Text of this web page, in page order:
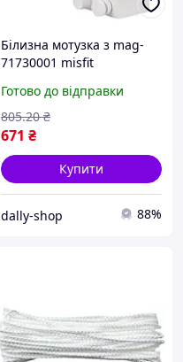
Білизна мотузка з mag-
71730001 misfit
висувна Колір Білий
Матеріал Максимальне
навантаження 20
Готово до відправки
671 ₴
805.20 ₴
Купити
dally-shop 88%